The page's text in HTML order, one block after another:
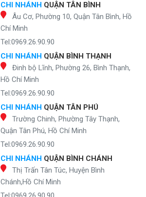
CHI NHÁNH QUẬN TÂN BÌNH
Âu Cơ, Phường 10, Quận Tân Bình, Hồ
Chí Minh
Tel:0969.26.90.90
CHI NHÁNH QUẬN BÌNH THẠNH
Đinh bộ Lĩnh, Phường 26, Bình Thạnh,
Hồ Chí Minh
Tel:0969.26.90.90
CHI NHÁNH QUẬN TÂN PHÚ
Trường Chinh, Phường Tây Thạnh,
Quận Tân Phú, Hồ Chí Minh
Tel:0969.26.90.90
CHI NHÁNH QUẬN BÌNH CHÁNH
Thị Trấn Tân Túc, Huyện Bình
Chánh,Hồ Chí Minh